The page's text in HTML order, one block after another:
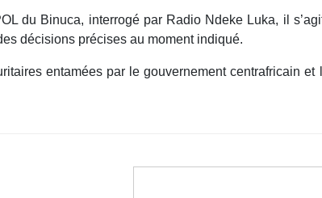
du Binuca, interrogé par Radio Ndeke Luka, il
décisions précises au moment indiqué.
entamées par le gouvernement centrafricain et